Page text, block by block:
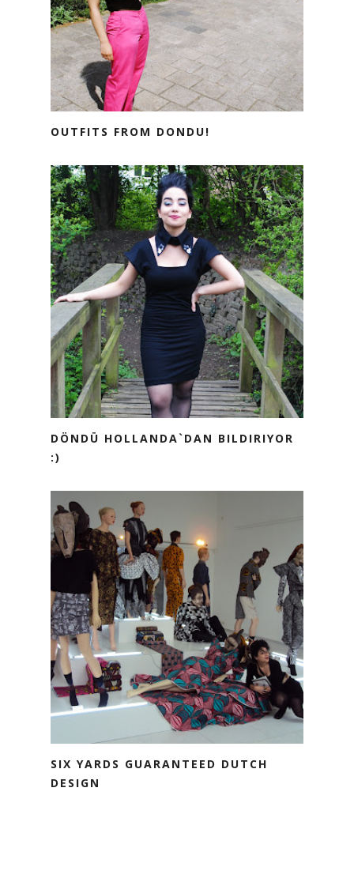
OUTFITS FROM DONDU!
DÖNDÜ HOLLANDA`DAN BILDIRIYOR
:)
SIX YARDS GUARANTEED DUTCH
DESIGN